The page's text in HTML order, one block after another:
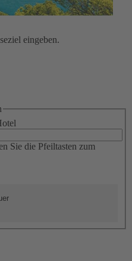
eingeben.
Sie die Pfeiltasten zum